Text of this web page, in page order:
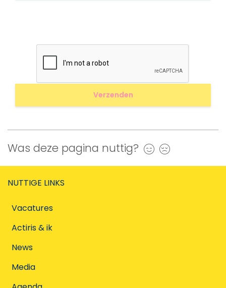
Was deze pagina nuttig? Ja
NUTTIGE LINKS
Vacatures
Actiris & ik
News
Media